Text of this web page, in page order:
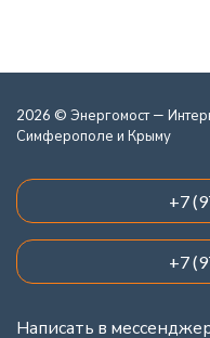
2026 © Энергомост —
Симферополе и Крыму
+7
+7
Написать в